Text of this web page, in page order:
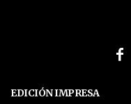
EDICIÓN IMPRESA